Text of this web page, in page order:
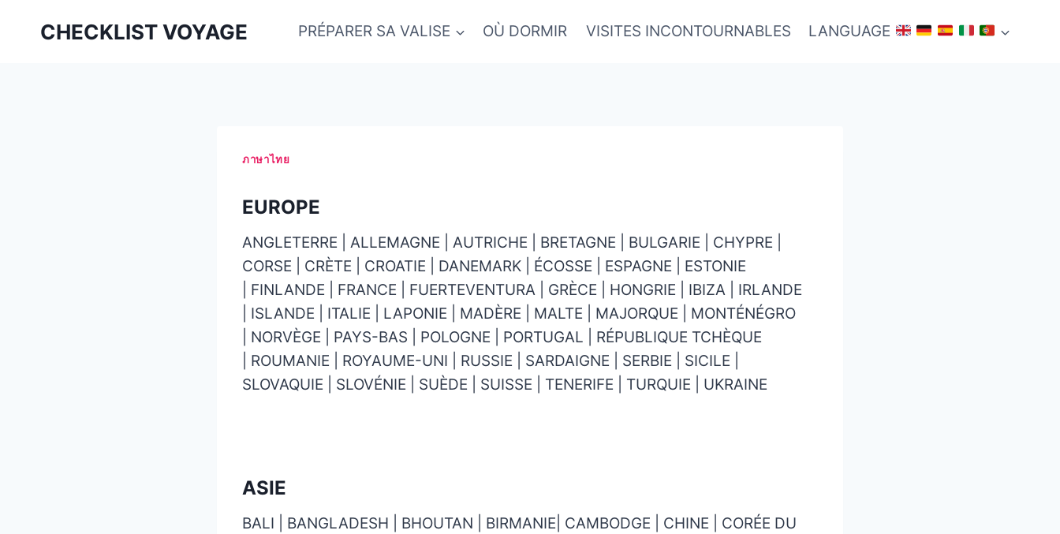
CHECKLIST VOYAGE PRÉPARER SA VALISE OÙ DORMIR VISITES INCONTOURNABLES LANGUAGE
ภาษาไทย
EUROPE
ANGLETERRE | ALLEMAGNE | AUTRICHE | BRETAGNE | BULGARIE | CHYPRE |
CORSE | CRÈTE | CROATIE | DANEMARK | ÉCOSSE | ESPAGNE | ESTONIE
| FINLANDE | FRANCE | FUERTEVENTURA | GRÈCE | HONGRIE | IBIZA | IRLANDE
| ISLANDE | ITALIE | LAPONIE | MADÈRE | MALTE | MAJORQUE | MONTÉNÉGRO
| NORVÈGE | PAYS-BAS | POLOGNE | PORTUGAL | RÉPUBLIQUE TCHÈQUE
| ROUMANIE | ROYAUME-UNI | RUSSIE | SARDAIGNE | SERBIE | SICILE |
SLOVAQUIE | SLOVÉNIE | SUÈDE | SUISSE | TENERIFE | TURQUIE | UKRAINE
ASIE
BALI | BANGLADESH | BHOUTAN | BIRMANIE| CAMBODGE | CHINE | CORÉE DU